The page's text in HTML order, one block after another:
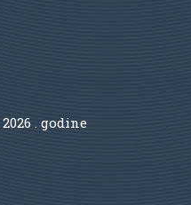
2026 . godine